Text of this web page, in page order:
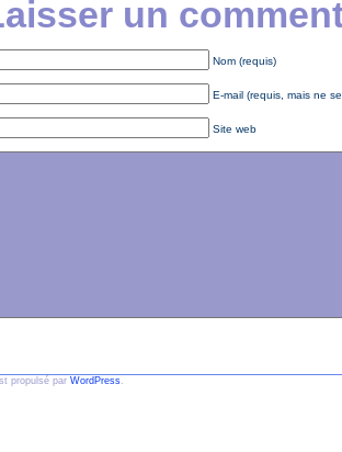
un
Nom (requis)
E-mail (requis, mais ne
Site web
propulsé par WordPress.